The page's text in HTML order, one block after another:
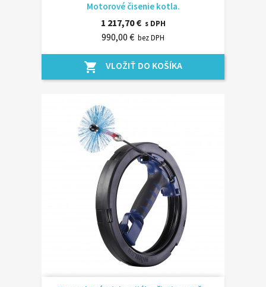
Motorové čisenie kotla.
1 217,70 € s DPH
990,00 € bez DPH
shopping_cart VLOŽIŤ DO KOŠÍKA